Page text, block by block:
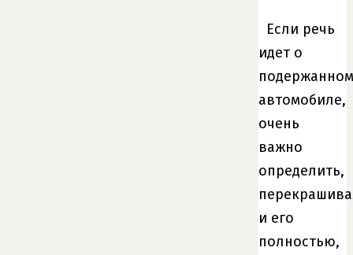
Если речь
идет о
подержанном
автомобиле,
очень
важно
определить,
и его
полностью,